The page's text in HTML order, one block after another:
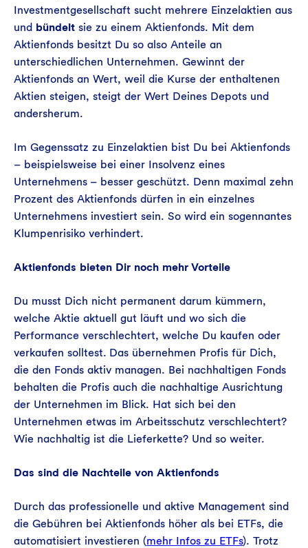
Investmentgesellschaft sucht mehrere Einzelaktien aus
und bündelt sie zu einem Aktienfonds. Mit dem
Aktienfonds besitzt Du so also Anteile an
unterschiedlichen Unternehmen. Gewinnt der
Aktienfonds an Wert, weil die Kurse der enthaltenen
Aktien steigen, steigt der Wert Deines Depots und
andersherum.
Im Gegenssatz zu Einzelaktien bist Du bei Aktienfonds
– beispielsweise bei einer Insolvenz eines
Unternehmens – besser geschützt. Denn maximal zehn
Prozent des Aktienfonds dürfen in ein einzelnes
Unternehmens investiert sein. So wird ein sogennantes
Klumpenrisiko verhindert.
Aktienfonds bieten Dir noch mehr Vorteile
Du musst Dich nicht permanent darum kümmern,
welche Aktie aktuell gut läuft und wo sich die
Performance verschlechtert, welche Du kaufen oder
verkaufen solltest. Das übernehmen Profis für Dich,
die den Fonds aktiv managen. Bei nachhaltigen Fonds
behalten die Profis auch die nachhaltige Ausrichtung
der Unternehmen im Blick. Hat sich bei den
Unternehmen etwas im Arbeitsschutz verschlechtert?
Wie nachhaltig ist die Lieferkette? Und so weiter.
Das sind die Nachteile von Aktienfonds
Durch das professionelle und aktive Management sind
die Gebühren bei Aktienfonds höher als bei ETFs, die
automatisiert investieren (mehr Infos zu ETFs). Trotz